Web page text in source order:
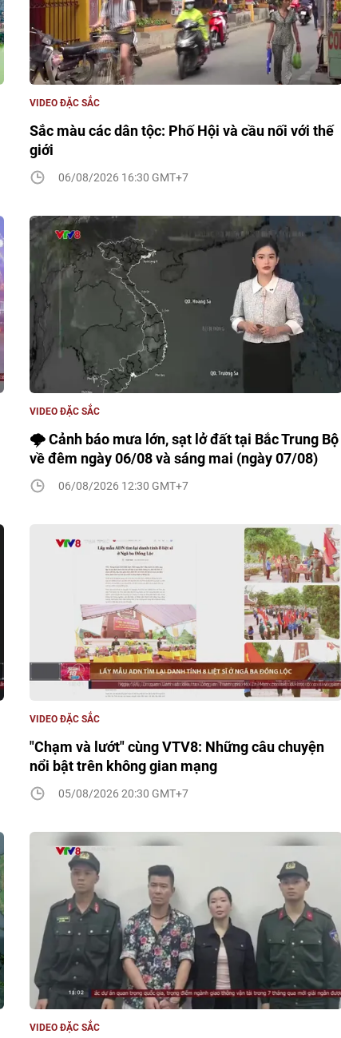
Sắc màu các dân tộc: Phố Hội và cầu nối với thế
giới
VIDEO ĐẶC SẮC
06/08/2026 16:30 GMT+7
🌩️ Cảnh báo mưa lớn, sạt lở đất tại Bắc Trung Bộ
về đêm ngày 06/08 và sáng mai (ngày 07/08)
VIDEO ĐẶC SẮC
06/08/2026 12:30 GMT+7
"Chạm và lướt" cùng VTV8: Những câu chuyện
nổi bật trên không gian mạng
VIDEO ĐẶC SẮC
05/08/2026 20:30 GMT+7
VIDEO ĐẶC SẮC